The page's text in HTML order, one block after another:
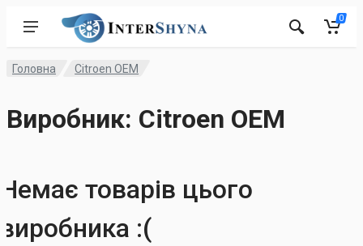
0
Головна Citroen OEM
Виробник: Citroen OEM
Немає товарів цього
виробника :(